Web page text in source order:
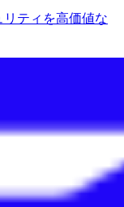
リティを高価値な